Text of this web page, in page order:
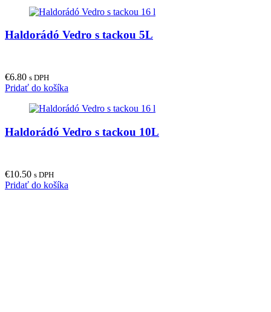
Haldorádó Vedro s tackou 5L
€6.80 s DPH
Pridať do košíka
Haldorádó Vedro s tackou 10L
€10.50 s DPH
Pridať do košíka